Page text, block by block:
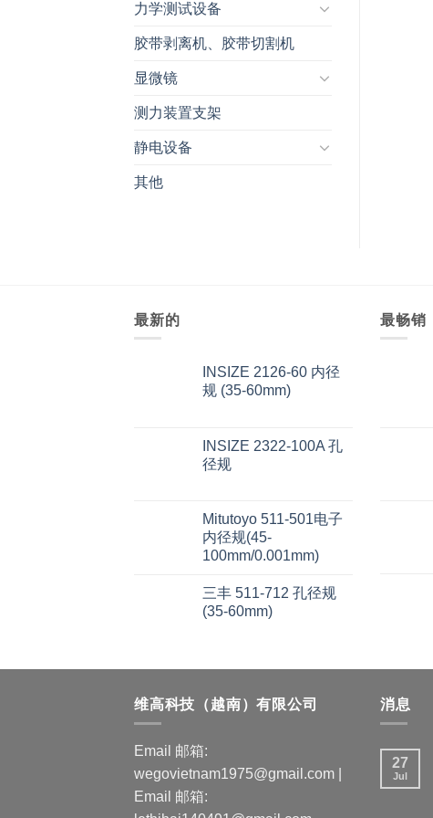
力学测试设备
胶带剥离机、胶带切割机
显微镜
测力装置支架
静电设备
其他
最新的
INSIZE 2126-60 内径
规 (35-60mm)
INSIZE 2322-100A 孔
径规
Mitutoyo 511-501电子
内径规(45-
100mm/0.001mm)
三丰 511-712 孔径规
(35-60mm)
最畅销
维高科技（越南）有限公司
Email 邮箱:
wegovietnam1975@gmail.com |
Email 邮箱:
消息
27
Jul